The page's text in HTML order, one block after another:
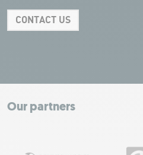
CONTACT US
+
−
Our partners